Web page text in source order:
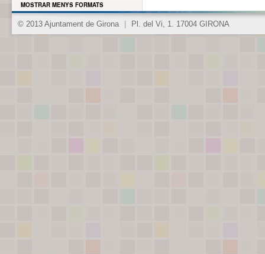
MOSTRAR MENYS FORMATS
© 2013 Ajuntament de Girona Pl. del Vi, 1. 17004 GIRONA